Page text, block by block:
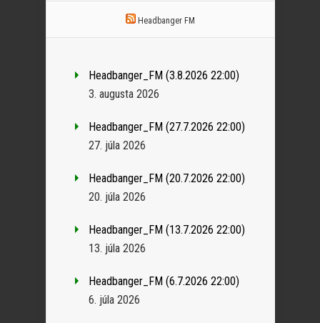
Headbanger FM
Headbanger_FM (3.8.2026 22:00)
3. augusta 2026
Headbanger_FM (27.7.2026 22:00)
27. júla 2026
Headbanger_FM (20.7.2026 22:00)
20. júla 2026
Headbanger_FM (13.7.2026 22:00)
13. júla 2026
Headbanger_FM (6.7.2026 22:00)
6. júla 2026